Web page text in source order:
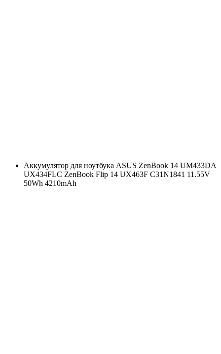
Аккумулятор для ноутбука ASUS ZenBook 14 UM433DA
UX434FLC ZenBook Flip 14 UX463F C31N1841 11.55V
50Wh 4210mAh